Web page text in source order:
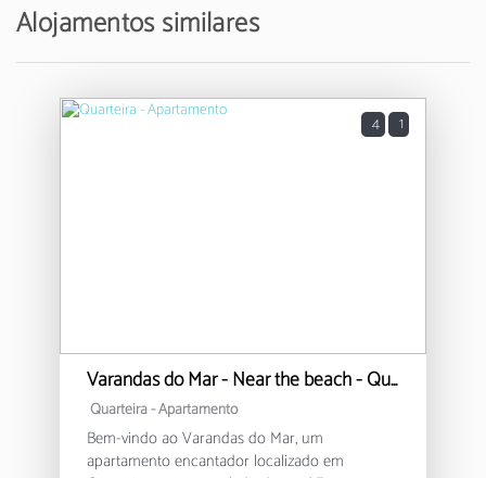
Alojamentos similares
4 1
Varandas do Mar - Near the beach - Quarteira
Quarteira -Apartamento
Bem-vindo ao Varandas do Mar, um
apartamento encantador localizado em